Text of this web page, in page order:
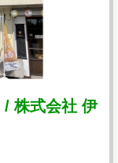
/ 株式会社 伊